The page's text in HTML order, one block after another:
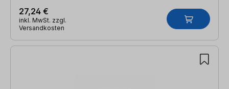
27,24 €
inkl. MwSt. zzgl.
Versandkosten